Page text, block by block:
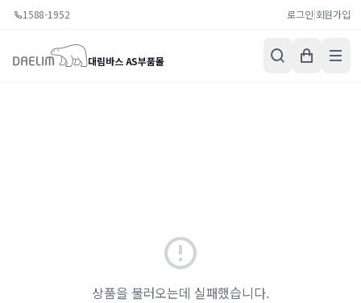
1588-1952 로그인|회원가입
대림바스 AS부품몰
상품을 불러오는데 실패했습니다.